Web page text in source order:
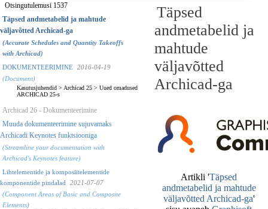
Otsingutulemusi 1537
Täpsed andmetabelid ja mahtude
väljavõtted Archicad-ga
(Accurate Schedules and Quantity Takeoffs
with Archicad)
DOKUMENTEERIMINE
2016-04-19
(Document)
Kasutusjuhendid > Archicad 25 > Uued omadused
ARCHICAD 25-s
Archicad 26 - Dokumenteerimine
Muuda dokumenteerimine sujuvamaks
Archicadi Keynotes funktsiooniga
(Streamline your documentation with
Archicad's Keynotes feature)
Lihtelementide ja komposiitelementide
komponentide pindalad
2021-07-07
(Component Areas of Basic and Composite
Elements)
Täpsed
andmetabelid ja
mahtude
väljavõtted
Archicad-ga